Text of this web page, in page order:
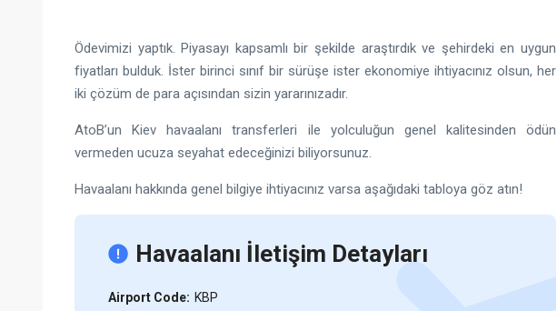
Ödevimizi yaptık. Piyasayı kapsamlı bir şekilde araştırdık ve şehirdeki en uygun
fiyatları bulduk. İster birinci sınıf bir sürüşe ister ekonomiye ihtiyacınız olsun, her
iki çözüm de para açısından sizin yararınızadır.
AtoB’un Kiev havaalanı transferleri ile yolculuğun genel kalitesinden ödün
vermeden ucuza seyahat edeceğinizi biliyorsunuz.
Havaalanı hakkında genel bilgiye ihtiyacınız varsa aşağıdaki tabloya göz atın!
Havaalanı İletişim Detayları
Airport Code: KBP